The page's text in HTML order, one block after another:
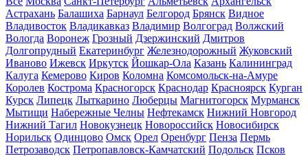
Астрахань Балашиха Барнаул Белгород Брянск Видное
Владивосток Владикавказ Владимир Волгоград Волжский
Вологда Воронеж Грозный Дзержинский Дмитров
Долгопрудный Екатеринбург Железнодорожный Жуковский
Иваново Ижевск Иркутск Йошкар-Ола Казань Калининград
Калуга Кемерово Киров Коломна Комсомольск-на-Амуре
Королев Кострома Красногорск Краснодар Красноярск Курган
Курск Липецк Лыткарино Люберцы Магнитогорск Мурманск
Мытищи Набережные Челны Нефтекамск Нижний Новгород
Нижний Тагил Новокузнецк Новороссийск Новосибирск
Норильск Одинцово Омск Орел Оренбург Пенза Пермь
Петрозаводск Петропавловск-Камчатский Подольск Псков